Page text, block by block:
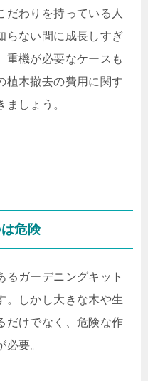
だわりを持っている人
らない間に成長しすぎ
重機が必要なケースも
植木撤去の費用に関す
しょう。
危険
るガーデニングキット
。しかし大きな木や生
だけでなく、危険な作
要。